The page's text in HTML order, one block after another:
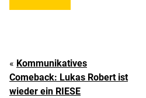
« Kommunikatives
Comeback: Lukas Robert ist
wieder ein RIESE